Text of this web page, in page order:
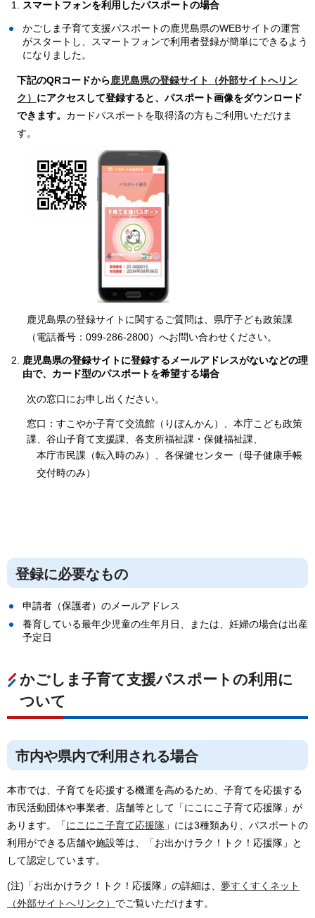
スマートフォンを利用したパスポートの場合
かごしま子育て支援パスポートの鹿児島県のWEBサイトの運営
がスタートし、スマートフォンで利用者登録が簡単にできるよう
になりました。
下記のQRコードから鹿児島県の登録サイト（外部サイトへリン
ク） にアクセスして登録すると、パスポート画像をダウンロード
できます。 カードパスポートを取得済の方もご利用いただけま
す。
鹿児島県の登録サイトに関するご質問は、県庁子ども政策課
（電話番号：099-286-2800）へお問い合わせください。
鹿児島県の登録サイトに登録するメールアドレスがないなどの理
由で、カード型のパスポートを希望する場合
次の窓口にお申し出ください。
窓口：すこやか子育て交流館（りぼんかん）、本庁こども政策
課、谷山子育て支援課、各支所福祉課・保健福祉課、
本庁市民課（転入時のみ）、各保健センター（母子健康手帳
交付時のみ）
登録に必要なもの
申請者（保護者）のメールアドレス
養育している最年少児童の生年月日、または、妊婦の場合は出産
予定日
かごしま子育て支援パスポートの利用に
ついて
市内や県内で利用される場合
本市では、子育てを応援する機運を高めるため、子育てを応援する
市民活動団体や事業者、店舗等として「にこにこ子育て応援隊」が
あります。「にこにこ子育て応援隊 」には3種類あり、パスポートの
利用ができる店舗や施設等は、「お出かけラク！トク！応援隊」と
して認定しています。
(注)「お出かけラク！トク！応援隊」の詳細は、 夢すくすくネット
（外部サイトへリンク） でご覧いただけます。